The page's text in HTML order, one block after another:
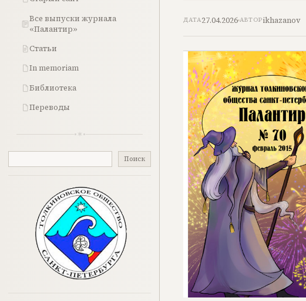
Все выпуски журнала
«Палантир»
Статьи
In memoriam
Библиотека
Переводы
Поиск
ДАТА27.04.2026 АВТОРikhazanov